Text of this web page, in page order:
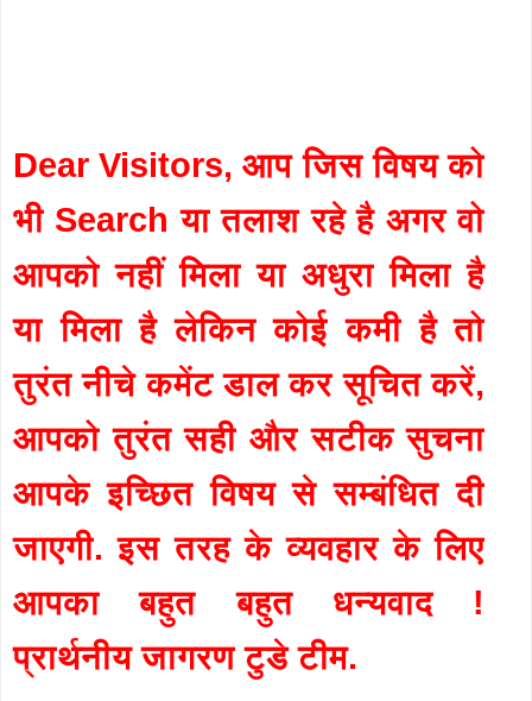
Dear Visitors, आप जिस विषय को
भी Search या तलाश रहे है अगर वो
आपको नहीं मिला या अधुरा मिला है
या मिला है लेकिन कोई कमी है तो
तुरंत नीचे कमेंट डाल कर सूचित करें,
आपको तुरंत सही और सटीक सुचना
आपके इच्छित विषय से सम्बंधित दी
जाएगी. इस तरह के व्यवहार के लिए
आपका बहुत बहुत धन्यवाद !
प्रार्थनीय जागरण टुडे टीम.